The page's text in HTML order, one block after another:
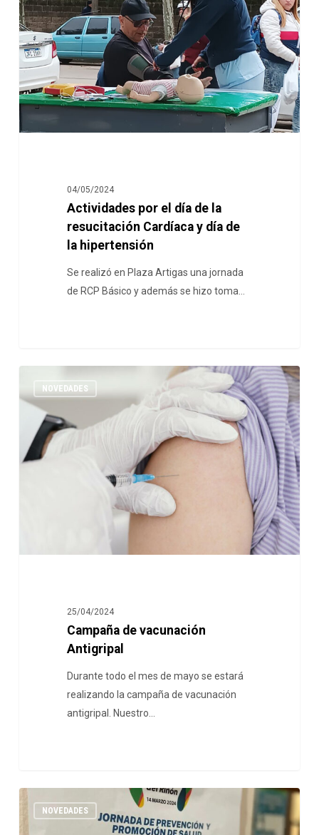
04/05/2024
Actividades por el día de la
resucitación Cardíaca y día de
la hipertensión
Se realizó en Plaza Artigas una jornada
de RCP Básico y además se hizo toma…
NOVEDADES
25/04/2024
Campaña de vacunación
Antigripal
Durante todo el mes de mayo se estará
realizando la campaña de vacunación
antigripal. Nuestro…
NOVEDADES